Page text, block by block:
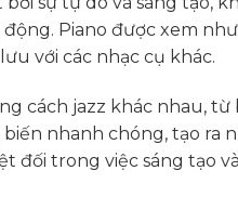
Piano được xem
với các nhạc cụ khác.
cách jazz khác nhau,
nhanh chóng, tạo ra
đối trong việc sáng tạo